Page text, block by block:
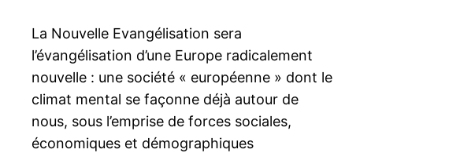
La Nouvelle Evangélisation sera
l’évangélisation d’une Europe radicalement
nouvelle : une société « européenne » dont le
climat mental se façonne déjà autour de
nous, sous l’emprise de forces sociales,
économiques et démographiques